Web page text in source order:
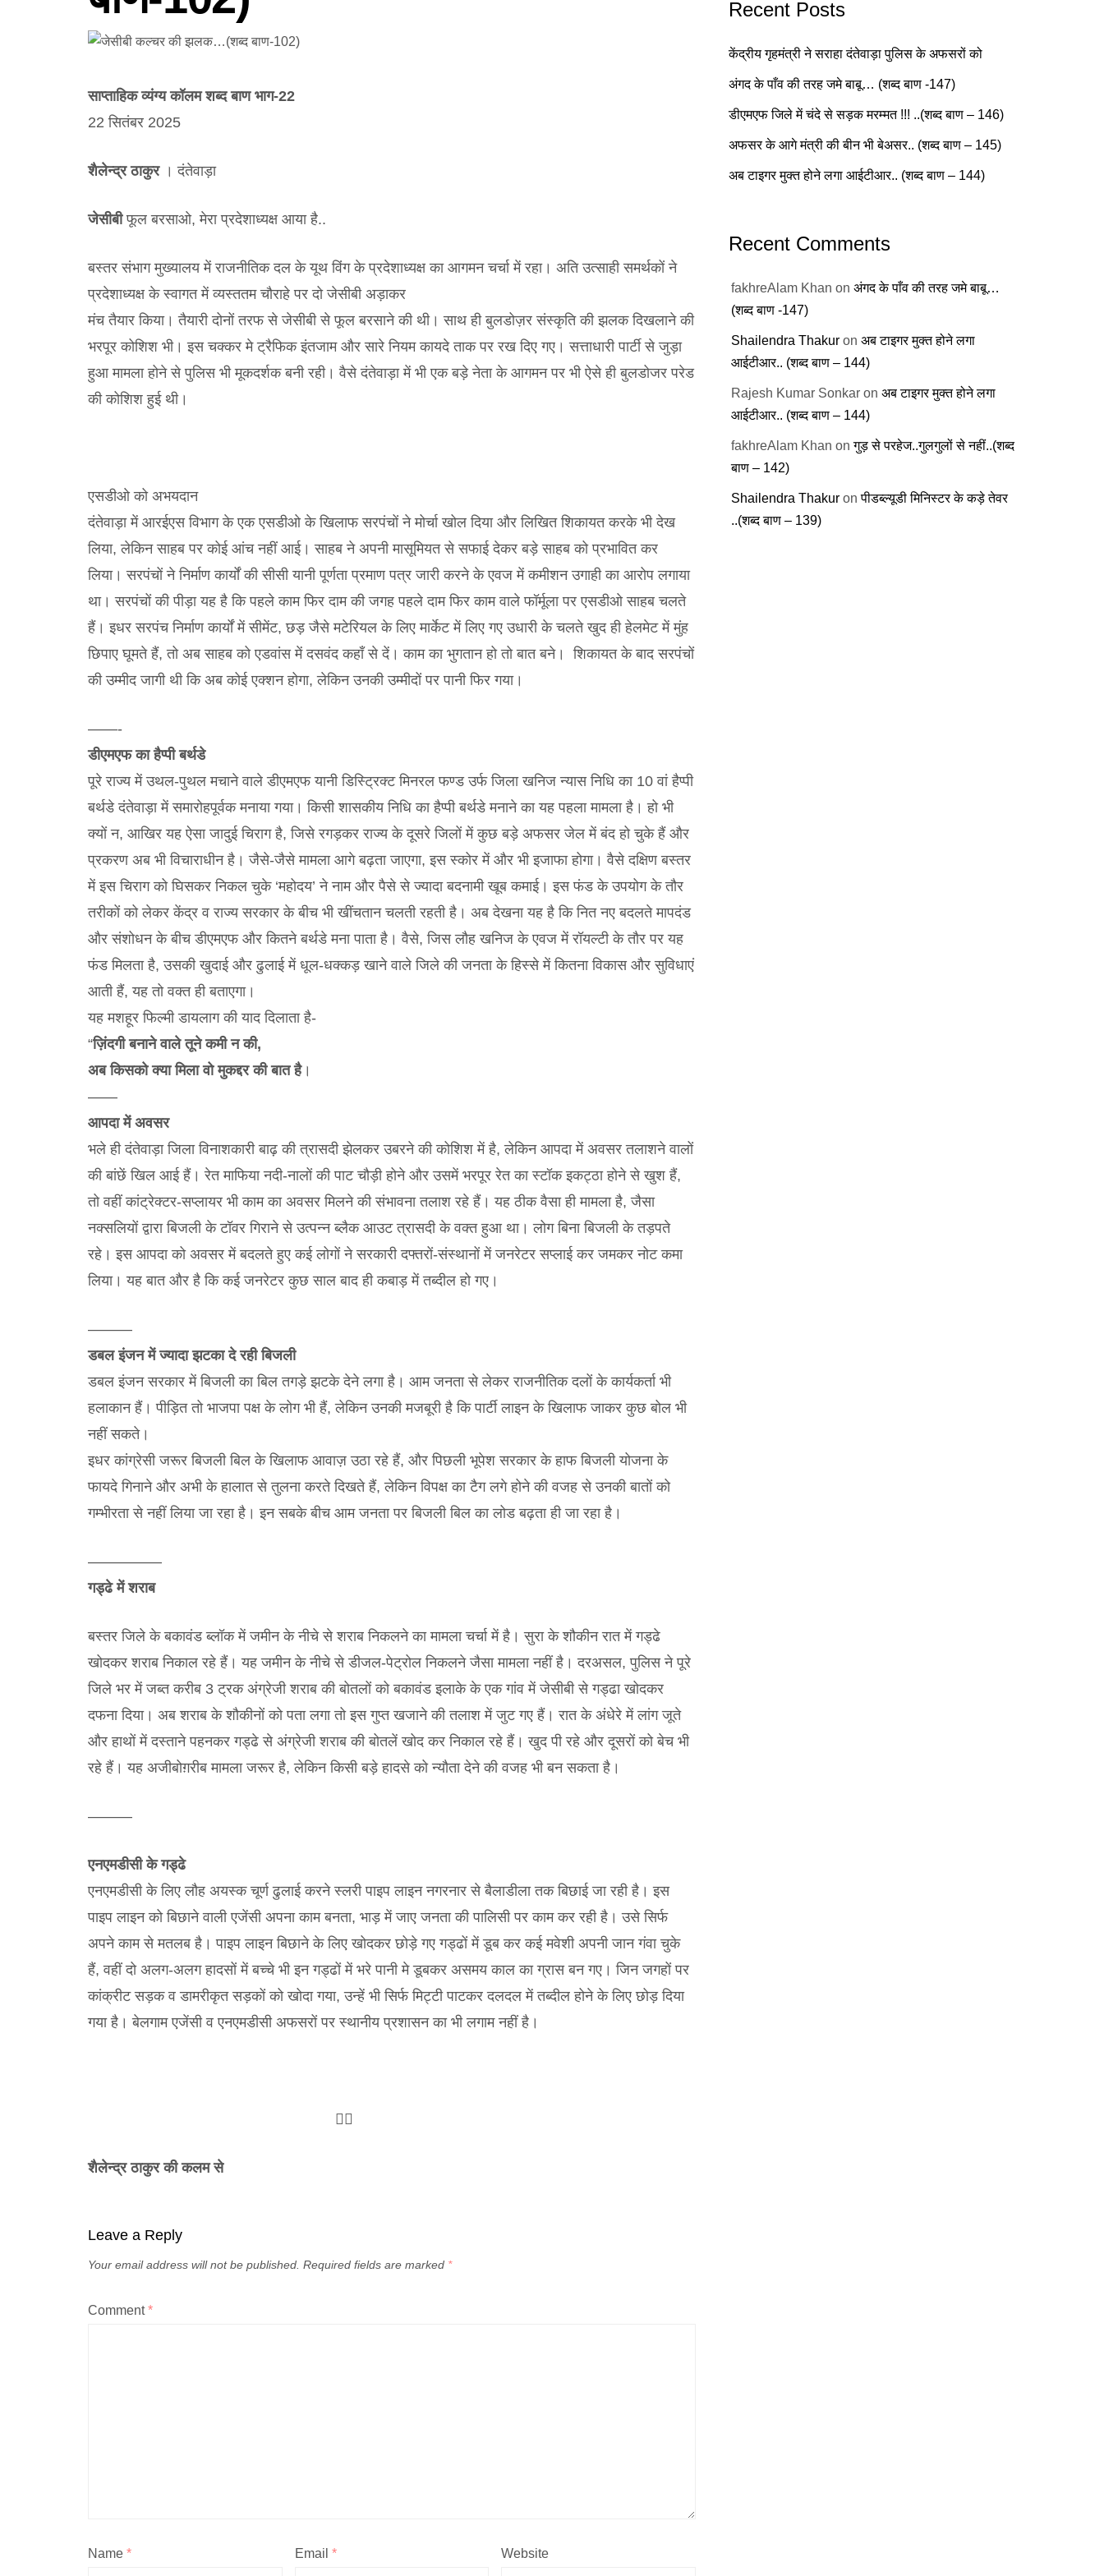
साप्ताहिक व्यंग्य कॉलम शब्द बाण भाग-22
22 सितंबर 2025
शैलेन्द्र ठाकुर। दंतेवाड़ा
जेसीबीफूल बरसाओ, मेरा प्रदेशाध्यक्ष आया है..
बस्तर संभाग मुख्यालय में राजनीतिक दल के यूथ विंग के प्रदेशाध्यक्ष का आगमन चर्चा में रहा। अति उत्साही समर्थकों ने
प्रदेशाध्यक्ष के स्वागत में व्यस्ततम चौराहे पर दो जेसीबी अड़ाकर
मंच तैयार किया। तैयारी दोनों तरफ से जेसीबी से फूल बरसाने की थी। साथ ही बुलडोज़र संस्कृति की झलक दिखलाने की
भरपूर कोशिश भी। इस चक्कर मे ट्रैफिक इंतजाम और सारे नियम कायदे ताक पर रख दिए गए। सत्ताधारी पार्टी से जुड़ा
हुआ मामला होने से पुलिस भी मूकदर्शक बनी रही। वैसे दंतेवाड़ा में भी एक बड़े नेता के आगमन पर भी ऐसे ही बुलडोजर परेड
की कोशिश हुई थी।
एसडीओ को अभयदान
दंतेवाड़ा में आरईएस विभाग के एक एसडीओ के खिलाफ सरपंचों ने मोर्चा खोल दिया और लिखित शिकायत करके भी देख
लिया, लेकिन साहब पर कोई आंच नहीं आई। साहब ने अपनी मासूमियत से सफाई देकर बड़े साहब को प्रभावित कर
लिया। सरपंचों ने निर्माण कार्यों की सीसी यानी पूर्णता प्रमाण पत्र जारी करने के एवज में कमीशन उगाही का आरोप लगाया
था। सरपंचों की पीड़ा यह है कि पहले काम फिर दाम की जगह पहले दाम फिर काम वाले फॉर्मूला पर एसडीओ साहब चलते
हैं। इधर सरपंच निर्माण कार्यों में सीमेंट, छड़ जैसे मटेरियल के लिए मार्केट में लिए गए उधारी के चलते खुद ही हेलमेट में मुंह
छिपाए घूमते हैं, तो अब साहब को एडवांस में दसवंद कहाँ से दें। काम का भुगतान हो तो बात बने। शिकायत के बाद सरपंचों
की उम्मीद जागी थी कि अब कोई एक्शन होगा, लेकिन उनकी उम्मीदों पर पानी फिर गया।
——-
डीएमएफ का हैप्पी बर्थडे
पूरे राज्य में उथल-पुथल मचाने वाले डीएमएफ यानी डिस्ट्रिक्ट मिनरल फण्ड उर्फ जिला खनिज न्यास निधि का 10 वां हैप्पी
बर्थडे दंतेवाड़ा में समारोहपूर्वक मनाया गया। किसी शासकीय निधि का हैप्पी बर्थडे मनाने का यह पहला मामला है। हो भी
क्यों न, आखिर यह ऐसा जादुई चिराग है, जिसे रगड़कर राज्य के दूसरे जिलों में कुछ बड़े अफसर जेल में बंद हो चुके हैं और
प्रकरण अब भी विचाराधीन है। जैसे-जैसे मामला आगे बढ़ता जाएगा, इस स्कोर में और भी इजाफा होगा। वैसे दक्षिण बस्तर
में इस चिराग को घिसकर निकल चुके ‘महोदय’ ने नाम और पैसे से ज्यादा बदनामी खूब कमाई। इस फंड के उपयोग के तौर
तरीकों को लेकर केंद्र व राज्य सरकार के बीच भी खींचतान चलती रहती है। अब देखना यह है कि नित नए बदलते मापदंड
और संशोधन के बीच डीएमएफ और कितने बर्थडे मना पाता है। वैसे, जिस लौह खनिज के एवज में रॉयल्टी के तौर पर यह
फंड मिलता है, उसकी खुदाई और ढुलाई में धूल-धक्कड़ खाने वाले जिले की जनता के हिस्से में कितना विकास और सुविधाएं
आती हैं, यह तो वक्त ही बताएगा।
यह मशहूर फिल्मी डायलाग की याद दिलाता है-
“ज़िंदगी बनाने वाले तूने कमी न की,
अब किसको क्या मिला वो मुकद्दर की बात है।
——
आपदा में अवसर
भले ही दंतेवाड़ा जिला विनाशकारी बाढ़ की त्रासदी झेलकर उबरने की कोशिश में है, लेकिन आपदा में अवसर तलाशने वालों
की बांछें खिल आई हैं। रेत माफिया नदी-नालों की पाट चौड़ी होने और उसमें भरपूर रेत का स्टॉक इकट्ठा होने से खुश हैं,
तो वहीं कांट्रेक्टर-सप्लायर भी काम का अवसर मिलने की संभावना तलाश रहे हैं। यह ठीक वैसा ही मामला है, जैसा
नक्सलियों द्वारा बिजली के टॉवर गिराने से उत्पन्न ब्लैक आउट त्रासदी के वक्त हुआ था। लोग बिना बिजली के तड़पते
रहे। इस आपदा को अवसर में बदलते हुए कई लोगों ने सरकारी दफ्तरों-संस्थानों में जनरेटर सप्लाई कर जमकर नोट कमा
लिया। यह बात और है कि कई जनरेटर कुछ साल बाद ही कबाड़ में तब्दील हो गए।
———
डबल इंजन में ज्यादा झटका दे रही बिजली
डबल इंजन सरकार में बिजली का बिल तगड़े झटके देने लगा है। आम जनता से लेकर राजनीतिक दलों के कार्यकर्ता भी
हलाकान हैं। पीड़ित तो भाजपा पक्ष के लोग भी हैं, लेकिन उनकी मजबूरी है कि पार्टी लाइन के खिलाफ जाकर कुछ बोल भी
नहीं सकते।
इधर कांग्रेसी जरूर बिजली बिल के खिलाफ आवाज़ उठा रहे हैं, और पिछली भूपेश सरकार के हाफ बिजली योजना के
फायदे गिनाने और अभी के हालात से तुलना करते दिखते हैं, लेकिन विपक्ष का टैग लगे होने की वजह से उनकी बातों को
गम्भीरता से नहीं लिया जा रहा है। इन सबके बीच आम जनता पर बिजली बिल का लोड बढ़ता ही जा रहा है।
—————
गड्ढे में शराब
बस्तर जिले के बकावंड ब्लॉक में जमीन के नीचे से शराब निकलने का मामला चर्चा में है। सुरा के शौकीन रात में गड्ढे
खोदकर शराब निकाल रहे हैं। यह जमीन के नीचे से डीजल-पेट्रोल निकलने जैसा मामला नहीं है। दरअसल, पुलिस ने पूरे
जिले भर में जब्त करीब 3 ट्रक अंग्रेजी शराब की बोतलों को बकावंड इलाके के एक गांव में जेसीबी से गड्ढा खोदकर
दफना दिया। अब शराब के शौकीनों को पता लगा तो इस गुप्त खजाने की तलाश में जुट गए हैं। रात के अंधेरे में लांग जूते
और हाथों में दस्ताने पहनकर गड्ढे से अंग्रेजी शराब की बोतलें खोद कर निकाल रहे हैं। खुद पी रहे और दूसरों को बेच भी
रहे हैं। यह अजीबोग़रीब मामला जरूर है, लेकिन किसी बड़े हादसे को न्यौता देने की वजह भी बन सकता है।
———
एनएमडीसी के गड्ढे
एनएमडीसी के लिए लौह अयस्क चूर्ण ढुलाई करने स्लरी पाइप लाइन नगरनार से बैलाडीला तक बिछाई जा रही है। इस
पाइप लाइन को बिछाने वाली एजेंसी अपना काम बनता, भाड़ में जाए जनता की पालिसी पर काम कर रही है। उसे सिर्फ
अपने काम से मतलब है। पाइप लाइन बिछाने के लिए खोदकर छोड़े गए गड्ढों में डूब कर कई मवेशी अपनी जान गंवा चुके
हैं, वहीं दो अलग-अलग हादसों में बच्चे भी इन गड्ढों में भरे पानी मे डूबकर असमय काल का ग्रास बन गए। जिन जगहों पर
कांक्रीट सड़क व डामरीकृत सड़कों को खोदा गया, उन्हें भी सिर्फ मिट्टी पाटकर दलदल में तब्दील होने के लिए छोड़ दिया
गया है। बेलगाम एजेंसी व एनएमडीसी अफसरों पर स्थानीय प्रशासन का भी लगाम नहीं है।
✍🏻
शैलेन्द्र ठाकुर की कलम से
Leave a Reply
Your email address will not be published. Required fields are marked *
Comment*
Name * Email * Website
Recent Posts
केंद्रीय गृहमंत्री ने सराहा दंतेवाड़ा पुलिस के अफसरों को
अंगद के पाँव की तरह जमे बाबू… (शब्द बाण -147)
डीएमएफ जिले में चंदे से सड़क मरम्मत !!! ..(शब्द बाण – 146)
अफसर के आगे मंत्री की बीन भी बेअसर.. (शब्द बाण – 145)
अब टाइगर मुक्त होने लगा आईटीआर.. (शब्द बाण – 144)
Recent Comments
fakhreAlam Khan on अंगद के पाँव की तरह जमे बाबू…
(शब्द बाण -147)
Shailendra Thakuron अब टाइगर मुक्त होने लगा
आईटीआर.. (शब्द बाण – 144)
Rajesh Kumar Sonkaron अब टाइगर मुक्त होने लगा
आईटीआर.. (शब्द बाण – 144)
fakhreAlam Khan onगुड़ से परहेज..गुलगुलों से नहीं..(शब्द
बाण – 142)
Shailendra Thakuronपीडब्ल्यूडी मिनिस्टर के कड़े तेवर
..(शब्द बाण – 139)